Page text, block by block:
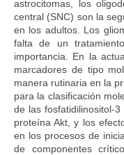
astrocitomas, los
central (SNC) son la
en los adultos. Los
falta de un
importancia. En la
marcadores de tipo
manera rutinaria en la
para la clasificación
de las fosfatidilinositol-
proteína Akt, y los
en los procesos de
de componentes